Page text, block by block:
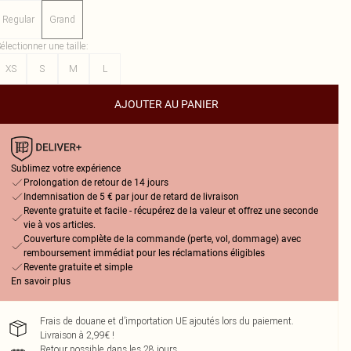
Regular Grand
une taille:
XS
S M L
AJOUTER AU PANIER
Sublimez votre expérience
Prolongation de retour de 14 jours
Indemnisation de 5 € par jour de retard de livraison
Revente gratuite et facile - récupérez de la valeur et offrez une seconde
vie à vos articles.
Couverture complète de la commande (perte, vol, dommage) avec
remboursement immédiat pour les réclamations éligibles
Revente gratuite et simple
En savoir plus
Frais de douane et d’importation UE ajoutés lors du paiement.
Livraison à 2,99€ !